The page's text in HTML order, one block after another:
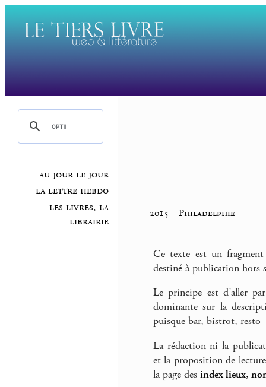
au jour le jour
la lettre hebdo
les livres, la
librairie
2015 Philadelphie
Ce texte est un
destiné à publication hors
Le principe est d’aller
dominante sur la
puisque bar, bistrot,
La rédaction ni la
et la proposition de
la page des index lieux,